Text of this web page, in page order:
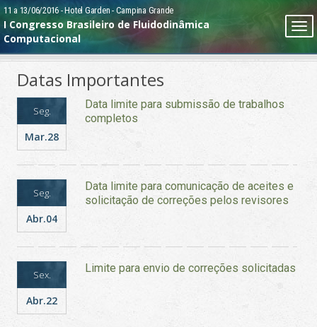
Pular
para
o
conteúdo
principal
11 a 13/06/2016 - Hotel Garden - Campina Grande
I Congresso Brasileiro de Fluidodinâmica
Computacional
HOME
EVENTO
INSCRIÇÕES
PROGRAMAÇÃO
TREINAMENTOS
CONTATO
Datas Importantes
Seg.
Mar.28
Data limite para submissão de trabalhos
completos
Seg.
Abr.04
Data limite para comunicação de aceites e
solicitação de correções pelos revisores
Sex.
Abr.22
Limite para envio de correções solicitadas